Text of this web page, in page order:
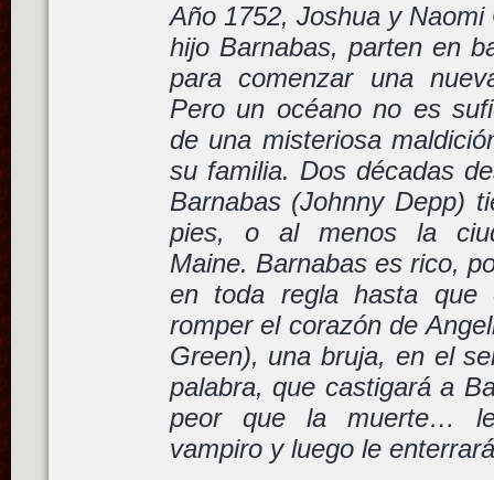
Año 1752, Joshua y
hijo Barnabas, parten en
para comenzar una
Pero un océano no es
de una misteriosa
su familia. Dos décadas
Barnabas (Johnny Depp)
pies, o al menos la
Maine. Barnabas es rico,
en toda regla hasta que
romper el corazón de
Green), una bruja, en el
palabra, que castigará a
peor que la muerte…
vampiro y luego le